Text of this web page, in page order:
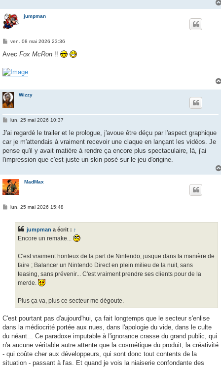
jumpman
M
s
g
e
ven. 08 mai 2026 23:36
Avec Fox McRon !!
Wizzy
M
s
a
g
lun. 25 mai 2026 10:37
J'ai regardé le trailer et le prologue, j'avoue être déçu par l'aspect graphique
car je m'attendais à vraiment recevoir une claque en lançant les vidéos. Je
pense qu'il y avait matière à rendre ça encore plus spectaculaire, là, j'ai
l'impression que c'est juste un skin posé sur le jeu d'origine.
MadMax
Mlun. 25 mai 2026 15:48
jumpman a écrit : ↑
Encore un remake...
C'est vraiment honteux de la part de Nintendo, jusque dans la manière de
faire ; Balancer un Nintendo Direct en plein milieu de la nuit, sans
teasing, sans prévenir... C'est vraiment prendre ses clients pour de la
merde.
Plus ça va, plus ce secteur me dégoute.
C'est pourtant pas d'aujourd'hui, ça fait longtemps que le secteur s'enlise
dans la médiocrité portée aux nues, dans l'apologie du vide, dans le culte
du néant... Ce paradoxe imputable à l'ignorance crasse du grand public, qui
n'a aucune véritable autre attente que la cosmétique du produit, la créativité
- qui coûte cher aux développeurs, qui sont donc tout contents de la
situation - passant à l'as. Et quand je vois la niaiserie confondante des